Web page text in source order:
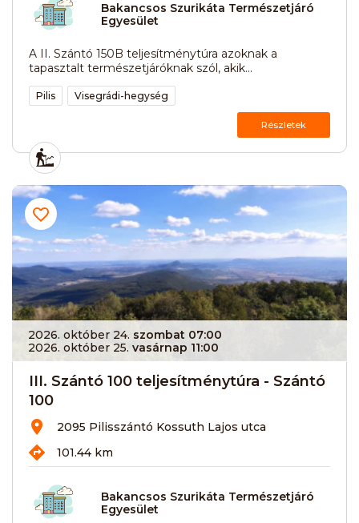
Bakancsos Szurikáta Természetjáró
Egyesület
A II. Szántó 150B teljesítménytúra azoknak a
tapasztalt természetjáróknak szól, akik...
Pilis Visegrádi-hegység
Részletek
2026. október 24. szombat 07:00
2026. október 25. vasárnap 11:00
III. Szántó 100 teljesítménytúra - Szántó
100
2095 Pilisszántó Kossuth Lajos utca
101.44 km
Bakancsos Szurikáta Természetjáró
Egyesület